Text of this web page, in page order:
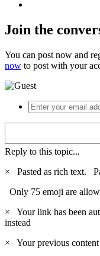
Join the
You can post now and
now to post with your
Reply to this topic...
×
Pasted as rich text.
Only 75 emoji are
×
Your link has been
instead
×
Your previous